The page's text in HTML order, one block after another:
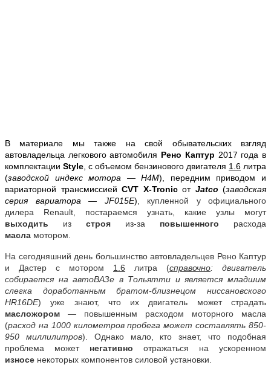
В материале мы также на свой обывательских взгляд
автовладельца легкового автомобиля Рено Каптур 2017 года в
комплектации Style , с объемом бензинового двигателя 1.6 литра
(заводской индекс мотора — H4M), передним приводом и
вариаторной трансмиссией CVT X-Tronicот Jatco (заводская
серия вариатора — JF015E) , купленной у официального
дилера Renault, постараемся узнать, какие узлы могут
выходить из строя из-за повышенного расхода
масла мотором.
На сегодняшний день большинство автовладельцев Рено Каптур
и Дастер с мотором 1.6 литра (справочно: двигатель
собирается на автоВАЗе в Тольятти и является младшим
слегка доработанным братом-близнецом ниссановского
HR16DE) уже знают, что их двигатель может страдать
масложором — повышенным расходом моторного масла
(расход на 1000 километров пробега может составлять 850-
950 миллилитров). Однако мало, кто знает, что подобная
проблема может негативно отражаться на ускоренном
износе некоторых компонентов силовой установки.